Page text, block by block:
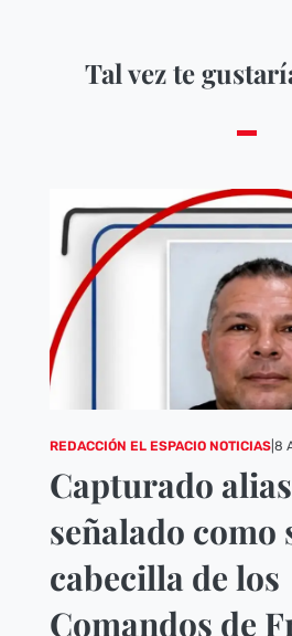
Tal vez te
REDACCIÓN EL ESPACIO NOTICIAS| 8
Capturado alias
señalado como
cabecilla de los
Comandos de